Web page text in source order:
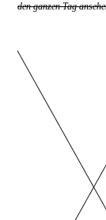
den ganzen Tag